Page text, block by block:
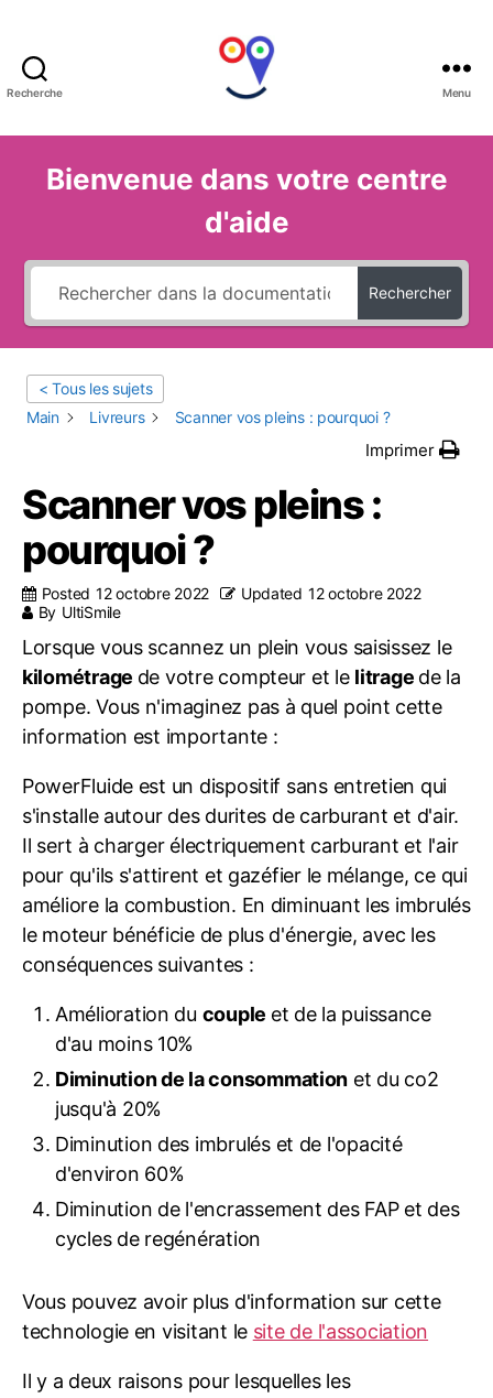
Recherche
UltiSMile
Menu
Bienvenue dans votre centre
d'aide
Rechercher
< Tous les sujets
Main
Livreurs Scanner vos pleins : pourquoi ?
Imprimer
Scanner vos pleins :
pourquoi ?
Posted 12 octobre 2022 Updated 12 octobre 2022
By UltiSmile
Lorsque vous scannez un plein vous saisissez le
kilométrage de votre compteur et le litrage de la
pompe. Vous n'imaginez pas à quel point cette
information est importante :
PowerFluide est un dispositif sans entretien qui
s'installe autour des durites de carburant et d'air.
Il sert à charger électriquement carburant et l'air
pour qu'ils s'attirent et gazéfier le mélange, ce qui
améliore la combustion. En diminuant les imbrulés
le moteur bénéficie de plus d'énergie, avec les
conséquences suivantes :
Amélioration du couple et de la puissance
d'au moins 10%
Diminution de la consommation et du co2
jusqu'à 20%
Diminution des imbrulés et de l'opacité
d'environ 60%
Diminution de l'encrassement des FAP et des
cycles de regénération
Vous pouvez avoir plus d'information sur cette
technologie en visitant le site de l'association
Il y a deux raisons pour lesquelles les